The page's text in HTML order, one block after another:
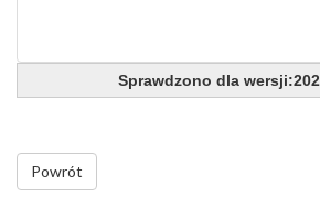
Sprawdzono dla
Powrót